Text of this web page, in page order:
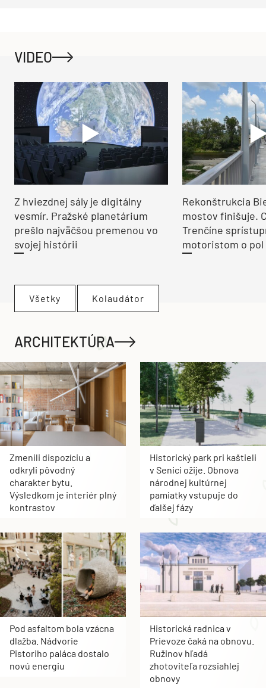
Z hviezdnej sály je digitálny
vesmír. Pražské planetárium
prešlo najväčšou premenou vo
Rekonštrukcia
mostov finišuje.
Trenčíne
Všetky Kolaudátor
Zmenili dispozíciu a
odkryli pôvodný
charakter bytu.
Výsledkom je interiér plný
Historický park pri kaštieli
v Senici ožije. Obnova
národnej kultúrnej
pamiatky vstupuje do
Pod asfaltom bola vzácna
dlažba. Nádvorie
Pistoriho paláca dostalo
Historická radnica v
Prievoze čaká na obnovu.
Ružinov hľadá
zhotoviteľa rozsiahlej